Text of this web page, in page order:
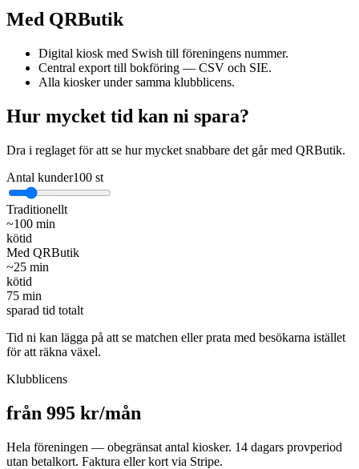
Med QRButik
Digital kiosk med Swish till föreningens nummer.
Central export till bokföring — CSV och SIE.
Alla kiosker under samma klubblicens.
Hur mycket tid kan ni spara?
Dra i reglaget för att se hur mycket snabbare det går med QRButik.
Antal kunder100 st
Traditionellt
~100 min
kötid
Med QRButik
~25 min
kötid
75 min
sparad tid totalt
Tid ni kan lägga på att se matchen eller prata med besökarna istället
för att räkna växel.
Klubblicens
från 995 kr/mån
Hela föreningen — obegränsat antal kiosker. 14 dagars provperiod
utan betalkort. Faktura eller kort via Stripe.